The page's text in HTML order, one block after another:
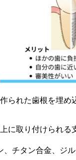
られた歯根を埋
に取り付けられる
チタン合金、ジ